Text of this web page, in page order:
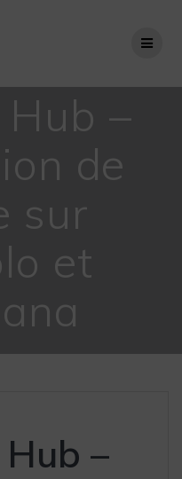
–
de
sur
et
–